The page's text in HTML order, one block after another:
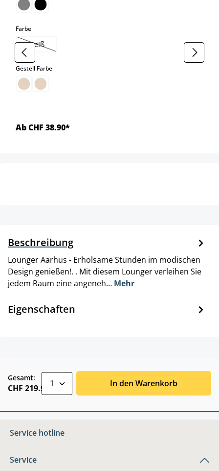
Farbeauswählen
weiß
(Diese Option ist zurzeit nicht verfügbar.)
Gestell Farbeauswählen
Ab CHF 38.90*
Beschreibung
Lounger Aarhus - Erholsame Stunden im modischen
Design genießen!. . Mit diesem Lounger verleihen Sie
jedem Raum eine angeneh… Mehr
Eigenschaften
Gesamt:
CHF 219.90 In den Warenkorb
Service hotline
Service